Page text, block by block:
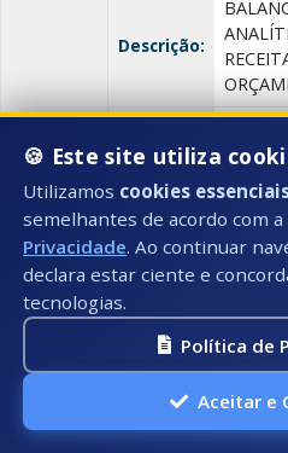
Descrição:
Descrição:
Descrição:
Descrição:
🍪 Este site utiliza
Utilizamos cookies
semelhantes de acordo com a
Privacidade. Ao continuar
declara estar ciente e
tecnologias.
Política de
Aceitar e